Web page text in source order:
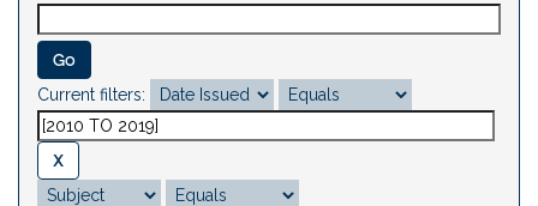
Current filters: